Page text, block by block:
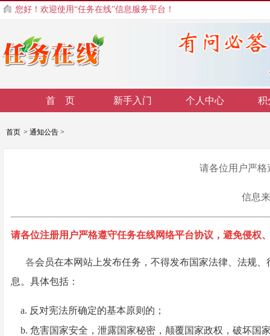
您好！欢迎使用“任务在线”信息服务平台！
首 页 新手入门 个人中心 积
首页 > 通知公告 >
请各位用户严
信息
请各位注册用户严格遵守任务在线网络平台协议，避免侵权
各会员在本网站上发布任务，不得发布国家法律、法规
息。具体包括：
a. 反对宪法所确定的基本原则的；
b. 危害国家安全，泄露国家秘密，颠覆国家政权，破坏国